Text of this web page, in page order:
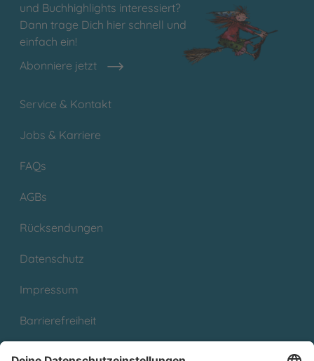
und Buchhighlights interessiert?
Dann trage Dich hier schnell und
einfach ein!
Abonniere jetzt
Service & Kontakt
Jobs & Karriere
FAQs
AGBs
Rücksendungen
Datenschutz
Impressum
Barrierefreiheit